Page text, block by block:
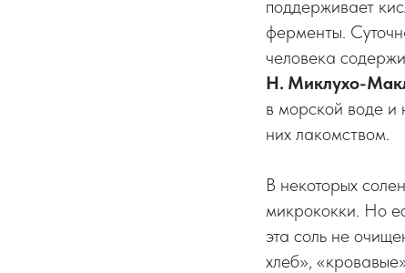
поддерживает
ферменты.
человека
Н. Миклухо-
в морской воде и
них лакомством.
В некоторых
микрококки. Но
эта соль не
хлеб»,